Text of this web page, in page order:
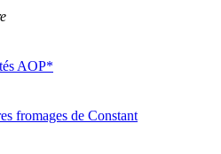
AOP*
fromages de Constant